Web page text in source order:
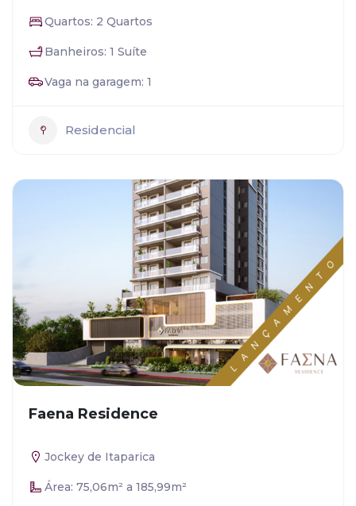
Quartos: 2 Quartos
Banheiros: 1 Suíte
Vaga na garagem: 1
Residencial
Faena Residence
Jockey de Itaparica
Área: 75,06m² a 185,99m²